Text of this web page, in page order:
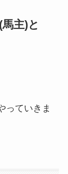
主)と
っていきま